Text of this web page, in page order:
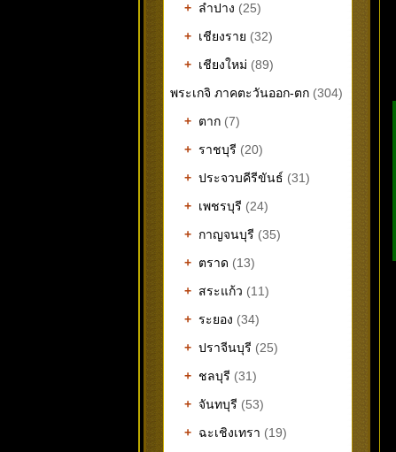
+ ลำปาง (25)
+ เชียงราย (32)
+ เชียงใหม่ (89)
พระเกจิ ภาคตะวันออก-ตก (304)
+ ตาก (7)
+ ราชบุรี (20)
+ ประจวบคีรีขันธ์ (31)
+ เพชรบุรี (24)
+ กาญจนบุรี (35)
+ ตราด (13)
+ สระแก้ว (11)
+ ระยอง (34)
+ ปราจีนบุรี (25)
+ ชลบุรี (31)
+ จันทบุรี (53)
+ ฉะเชิงเทรา (19)